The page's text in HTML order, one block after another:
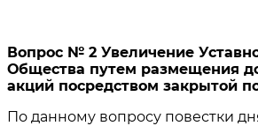
Вопрос № 2 Увеличение
Общества путем размещения
акций посредством закрытой
По данному вопросу повестки